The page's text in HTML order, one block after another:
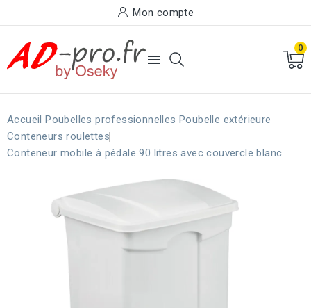
Mon compte

0
Accueil Poubelles professionnelles Poubelle extérieure
Conteneurs roulettes
Conteneur mobile à pédale 90 litres avec couvercle blanc